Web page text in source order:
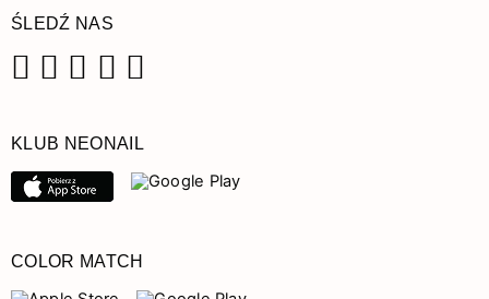
ŚLEDŹ NAS
KLUB NEONAIL
COLOR MATCH